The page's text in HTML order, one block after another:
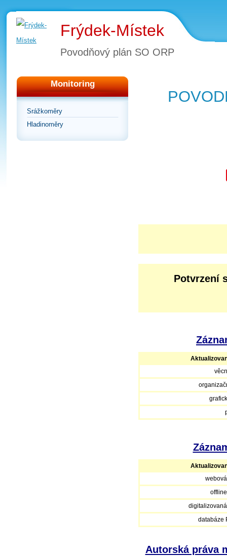
Frýdek-Místek
Povodňový plán SO ORP
Monitoring
Srážkoměry
Hladinoměry
Potvrzení
databáze
Autorská práva